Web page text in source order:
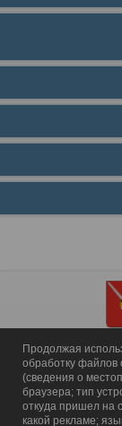
Продолжая
обработку файлов
(сведения о
браузера; тип
откуда пришел на
какой рекламе;